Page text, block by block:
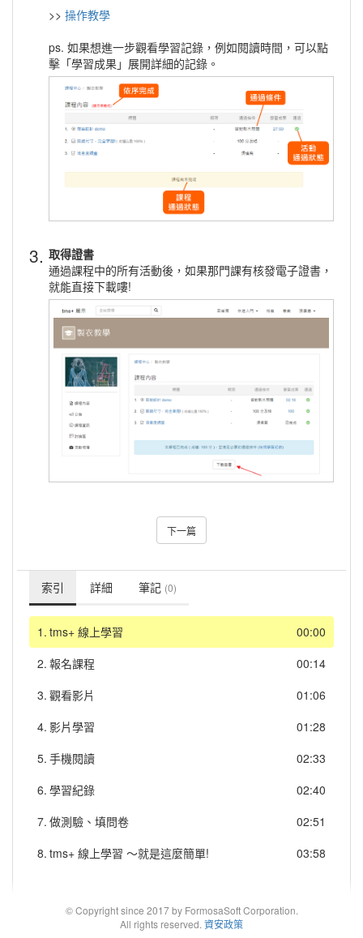
>> 操作教學
ps. 如果想進一步觀看學習記錄，例如閱讀時間，可以點
擊「學習成果」展開詳細的記錄。
3. 取得證書
通過課程中的所有活動後，如果那門課有核發電子證書，
就能直接下載嘍!
下一篇
索引 詳細 筆記 (0)
00:00
1. tms+ 線上學習
00:14
2. 報名課程
01:06
3. 觀看影片
01:28
4. 影片學習
02:33
5. 手機閱讀
02:40
6. 學習紀錄
02:51
7. 做測驗、填問卷
03:58
8. tms+ 線上學習 ～就是這麼簡單!
© Copyright since 2017 by FormosaSoft Corporation.
All rights reserved. 資安政策